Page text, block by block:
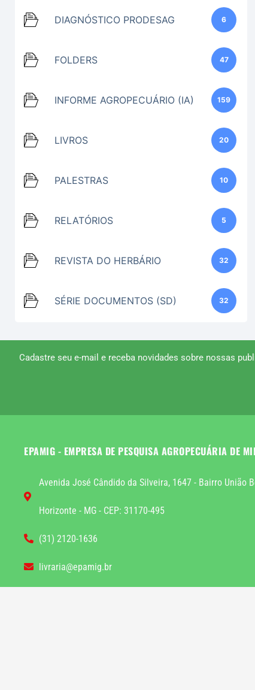
DIAGNÓSTICO PRODESAG 6
FOLDERS 47
INFORME AGROPECUÁRIO (IA) 159
LIVROS 20
PALESTRAS 10
RELATÓRIOS 5
REVISTA DO HERBÁRIO 32
SÉRIE DOCUMENTOS (SD) 32
Cadastre seu e-mail e receba novidades sobre nossas
EPAMIG - EMPRESA DE PESQUISA AGROPECUÁRIA DE
Avenida José Cândido da Silveira, 1647 - Bairro União
Horizonte - MG - CEP: 31170-495
(31) 2120-1636
livraria@epamig.br